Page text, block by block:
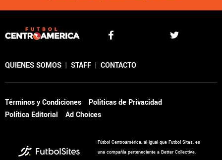
QUIENES SOMOS | STAFF | CONTACTO
Términos y Condiciones
Políticas de Privacidad
Política Editorial
Ad Choices
Fútbol Centroamérica, al igual que Futbol Sites, es
una compañía perteneciente a Better Collective.